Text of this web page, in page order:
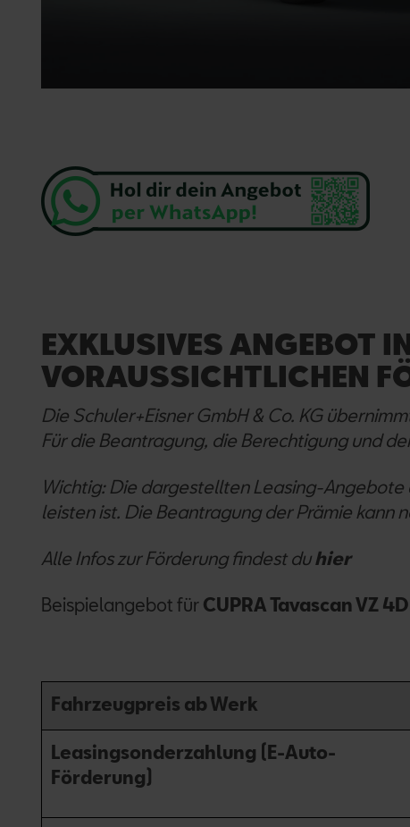
EXKLUSIVES ANGEBOT
VORAUSSICHTLICHEN
Die Schuler+Eisner GmbH & Co. KG
Für die Beantragung, die Berechtigung und
Wichtig: Die dargestellten Leasing-
leisten ist. Die Beantragung der Prämie kann
Alle Infos zur Förderung findest du hier
Beispielangebot für CUPRA Tavascan VZ
Fahrzeugpreis ab Werk
Leasingsonderzahlung (E-Auto-
Förderung)